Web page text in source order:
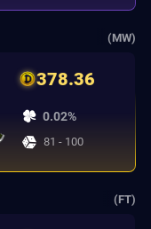
(MW)
378.36
0.02%
81 - 100
(FT)